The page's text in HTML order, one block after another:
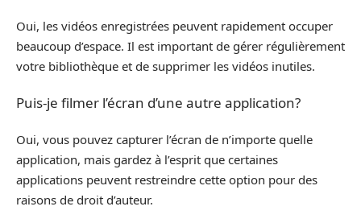
Oui, les vidéos enregistrées peuvent rapidement occuper
beaucoup d’espace. Il est important de gérer régulièrement
votre bibliothèque et de supprimer les vidéos inutiles.
Puis-je filmer l’écran d’une autre application?
Oui, vous pouvez capturer l’écran de n’importe quelle
application, mais gardez à l’esprit que certaines
applications peuvent restreindre cette option pour des
raisons de droit d’auteur.